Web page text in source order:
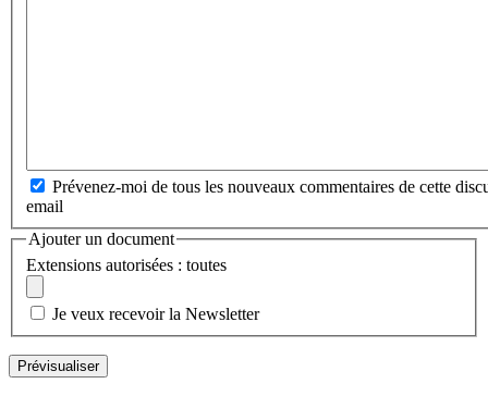
Prévenez-moi de tous les nouveaux commentaires de cette
email
Ajouter un document
Extensions autorisées : toutes
Je veux recevoir la Newsletter